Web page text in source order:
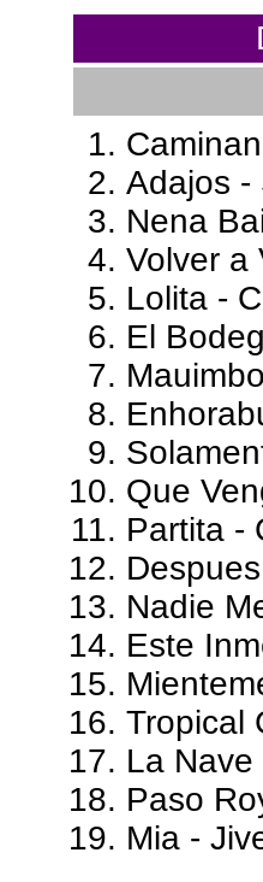
Adajos -
Nena
Volver a
Lolita -
El
Que
Partita -
Nadie
Este
Tropical
La
Paso
Mia -